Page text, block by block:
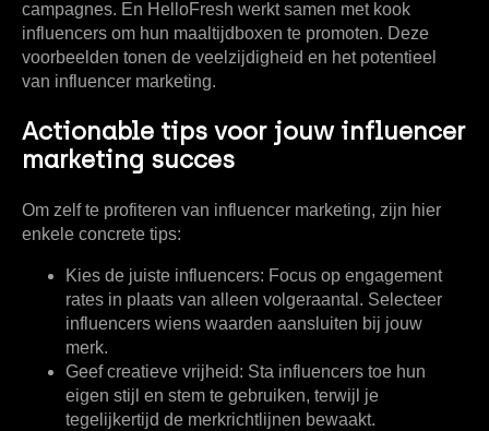
campagnes. En HelloFresh werkt samen met kook
influencers om hun maaltijdboxen te promoten. Deze
voorbeelden tonen de veelzijdigheid en het potentieel
van influencer marketing.
Actionable tips voor jouw influencer
marketing succes
Om zelf te profiteren van influencer marketing, zijn hier
enkele concrete tips:
Kies de juiste influencers: Focus op engagement
rates in plaats van alleen volgeraantal. Selecteer
influencers wiens waarden aansluiten bij jouw
merk.
Geef creatieve vrijheid: Sta influencers toe hun
eigen stijl en stem te gebruiken, terwijl je
tegelijkertijd de merkrichtlijnen bewaakt.